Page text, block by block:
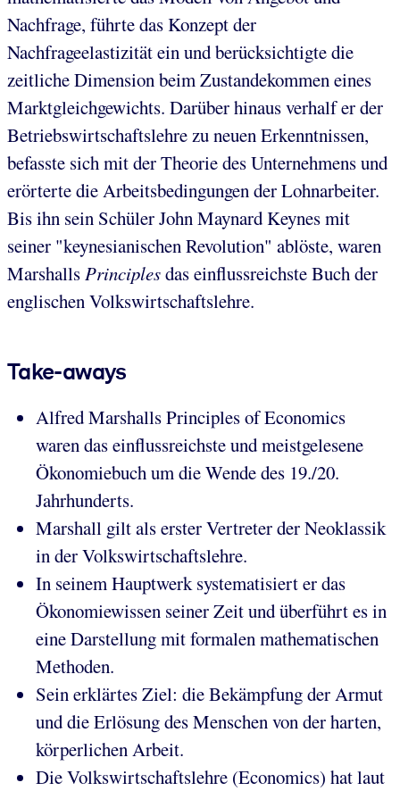
Nachfrage, führte das Konzept der
Nachfrageelastizität ein und berücksichtigte die
zeitliche Dimension beim Zustandekommen eines
Marktgleichgewichts. Darüber hinaus verhalf er der
Betriebswirtschaftslehre zu neuen Erkenntnissen,
befasste sich mit der Theorie des Unternehmens und
erörterte die Arbeitsbedingungen der Lohnarbeiter.
Bis ihn sein Schüler John Maynard Keynes mit
seiner "keynesianischen Revolution" ablöste, waren
MarshallsPrinciplesdas einflussreichste Buch der
englischen Volkswirtschaftslehre.
Take-aways
Alfred Marshalls Principles of Economics
waren das einflussreichste und meistgelesene
Ökonomiebuch um die Wende des 19./20.
Jahrhunderts.
Marshall gilt als erster Vertreter der Neoklassik
in der Volkswirtschaftslehre.
In seinem Hauptwerk systematisiert er das
Ökonomiewissen seiner Zeit und überführt es in
eine Darstellung mit formalen mathematischen
Methoden.
Sein erklärtes Ziel: die Bekämpfung der Armut
und die Erlösung des Menschen von der harten,
körperlichen Arbeit.
Die Volkswirtschaftslehre (Economics) hat laut